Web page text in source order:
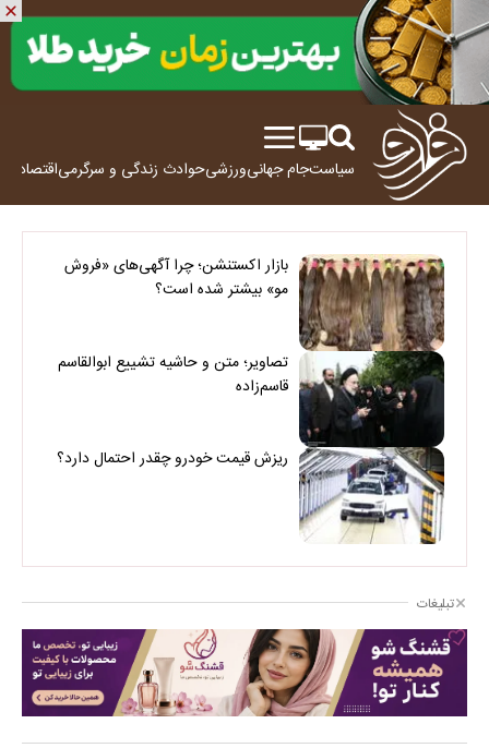
سیاستجام جهانیورزشیحوادث زندگی و سرگرمیاقتصاد
بازار اکستنشن؛ چرا آگهی‌های «فروش
مو» بیشتر شده است؟
تصاویر؛ متن و حاشیه تشییع ابوالقاسم
قاسم‌زاده
ریزش قیمت خودرو چقدر احتمال دارد؟
تبلیغات